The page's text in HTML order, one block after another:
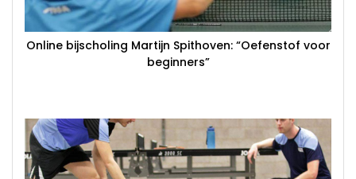
Online bijscholing Martijn Spithoven: “Oefenstof voor
beginners”